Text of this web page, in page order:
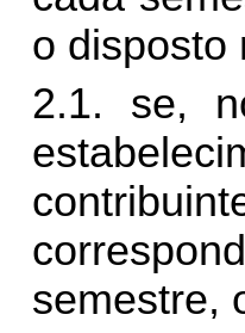
o disposto
2.1. se,
semestre,